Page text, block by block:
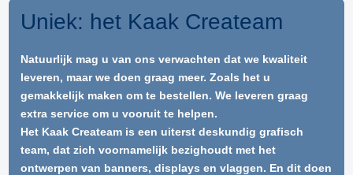
Uniek: het Kaak Createam
Natuurlijk mag u van ons verwachten dat we kwaliteit
leveren, maar we doen graag meer. Zoals het u
gemakkelijk maken om te bestellen. We leveren graag
extra service om u vooruit te helpen.
Het Kaak Createam is een uiterst deskundig grafisch
team, dat zich voornamelijk bezighoudt met het
ontwerpen van banners, displays en vlaggen. En dit doen